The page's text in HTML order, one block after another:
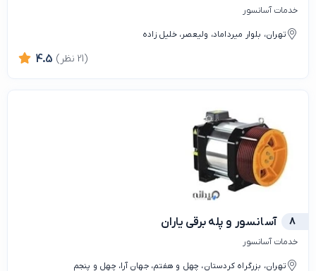
خدمات آسانسور
تهران، بلوار میرداماد، ولیعصر، خلیل زاده
4.5 (21 نظر)
8 آسانسور و پله برقی یاران
خدمات آسانسور
تهران، بزرگراه کردستان، چهل و هفتم، جهان آرا، چهل و پنجم